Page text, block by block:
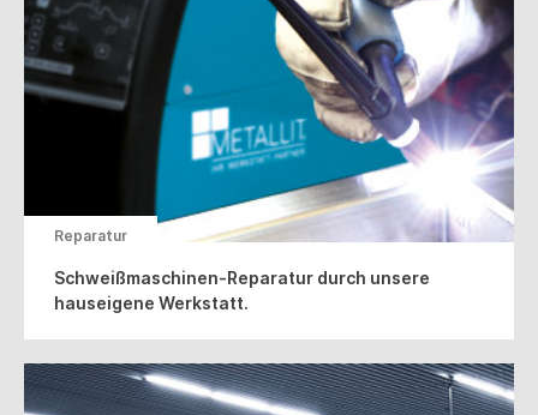
Reparatur
Schweißmaschinen-Reparatur durch unsere
hauseigene Werkstatt.